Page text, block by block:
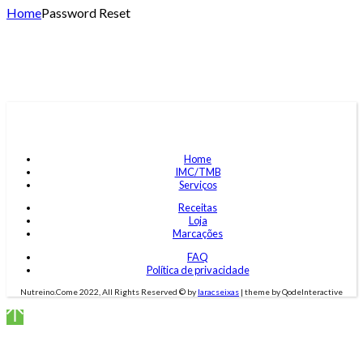
HomePassword Reset
Home
IMC/TMB
Serviços
Receitas
Loja
Marcações
FAQ
Política de privacidade
Nutreino.Come 2022, All Rights Reserved © by laracseixas | theme by QodeInteractive